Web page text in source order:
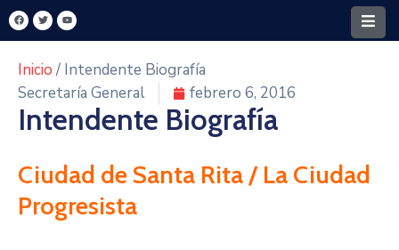
Home
Santa
Intendencia
FONACIDE
Inicio/ Intendente Biografía
Secretaría General
febrero 6, 2016
Intendente Biografía
Ciudad de Santa Rita / La Ciudad
Progresista